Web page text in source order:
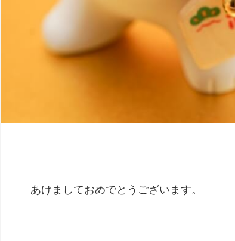
あけましておめでとうございます。